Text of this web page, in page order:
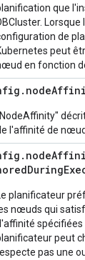
que
de
peut
en fonction
. node
l'affinité de
. node
During
planificateur
nœuds qui
spécifiées
peut
pas une